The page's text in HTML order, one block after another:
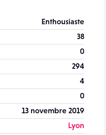
Enthousiaste
38
0
294
4
0
13 novembre 2019
Lyon